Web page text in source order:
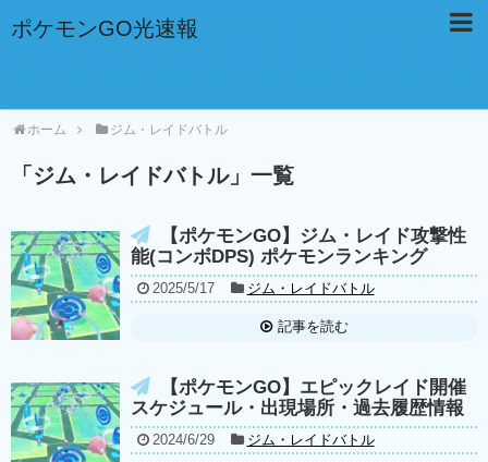
ポケモンGO光速報
ホーム ジム・レイドバトル
「 ジム・レイドバトル」 一覧
【ポケモンGO】ジム・レイド攻撃性
能(コンボDPS) ポケモンランキング
2025/5/17 ジム・レイドバトル
記事を読む
【ポケモンGO】エピックレイド開催
スケジュール・出現場所・過去履歴情報
2024/6/29 ジム・レイドバトル